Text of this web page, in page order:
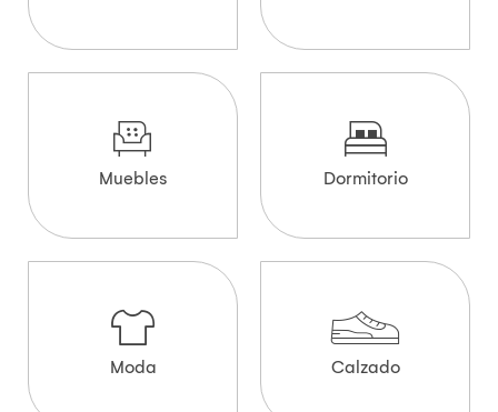
Muebles Dormitorio
Moda Calzado